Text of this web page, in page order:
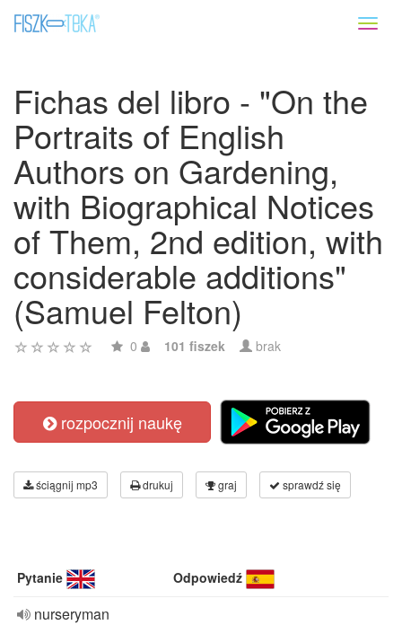
Fichas del libro - "On the
Portraits of English
Authors on Gardening,
with Biographical Notices
of Them, 2nd edition, with
considerable additions"
(Samuel Felton)
0 101 fiszek brak
rozpocznij naukę
ściągnij mp3 drukuj graj sprawdź się
Pytanie Odpowiedź
nurseryman